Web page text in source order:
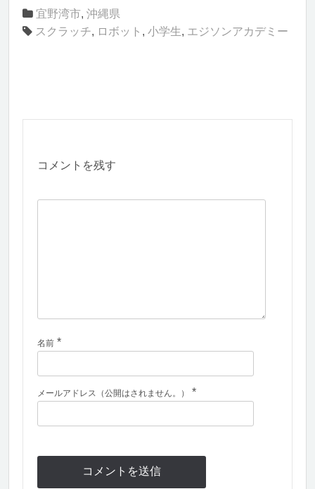
宜野湾市, 沖縄県
スクラッチ, ロボット , 小学生, エジソンアカデミー
コメントを残す
名前 *
メールアドレス（公開はされません。） *